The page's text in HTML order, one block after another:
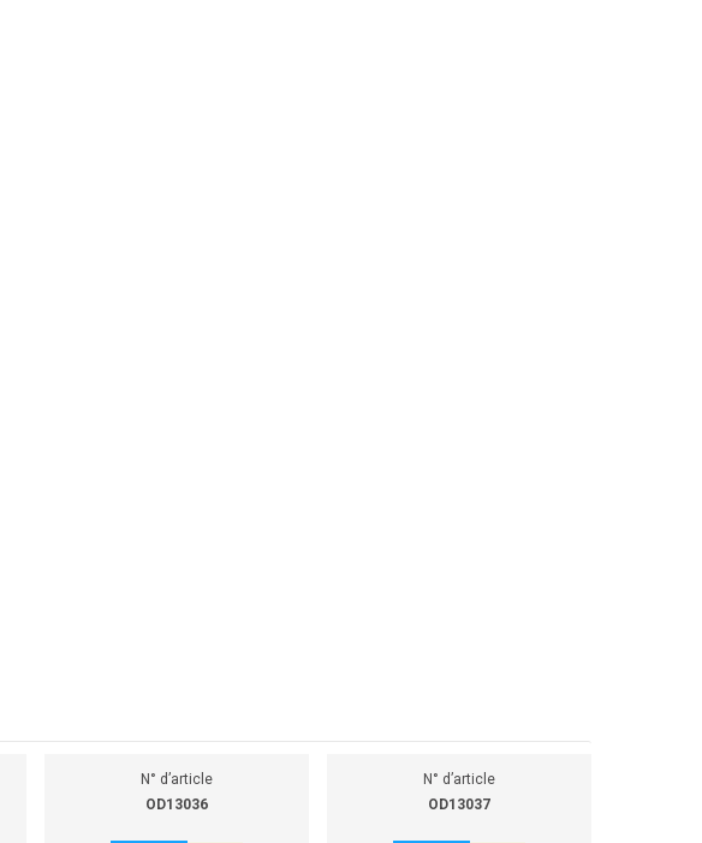
N° d’article
OD13036
N° d’article
OD13037